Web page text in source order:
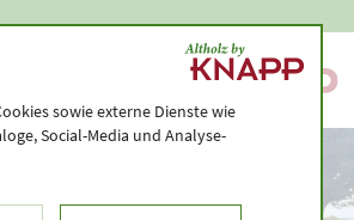
sowie externe Dienste wie
Social-Media und Analyse-